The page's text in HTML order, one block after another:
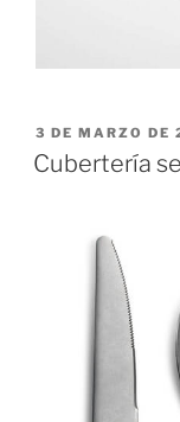
PUBLICADO
EL
3 DE MARZO DE
Cubertería